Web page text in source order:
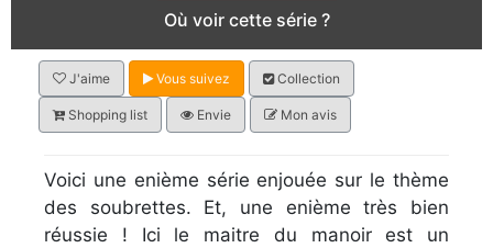
Où voir cette série ?
J'aime Vous suivez Collection
Shopping list Envie Mon avis
Voici une enième série enjouée sur le thème
des soubrettes. Et, une enième très bien
réussie ! Ici le maitre du manoir est un